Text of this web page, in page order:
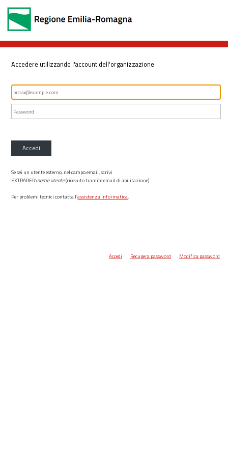
Accedere utilizzando l'account dell'organizzazione
Accedi
Se sei un utente esterno, nel campo email, scrivi
EXTRARER\nome utente(ricevuto tramite email di abilitazione)
Per problemi tecnici contatta l’assistenza informatica.
Accedi Recupera password Modifica password